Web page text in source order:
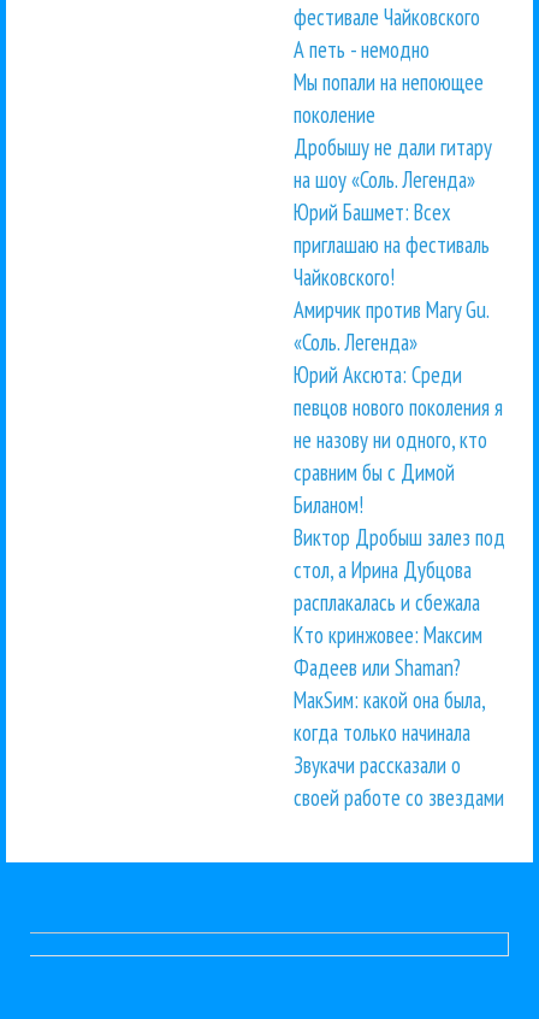
фестивале Чайковского
А петь - немодно
Мы попали на непоющее
поколение
Дробышу не дали гитару
на шоу «Соль. Легенда»
Юрий Башмет: Всех
приглашаю на фестиваль
Чайковского!
Амирчик против Mary Gu.
«Соль. Легенда»
Юрий Аксюта: Среди
певцов нового поколения я
не назову ни одного, кто
сравним бы с Димой
Биланом!
Виктор Дробыш залез под
стол, а Ирина Дубцова
расплакалась и сбежала
Кто кринжовее: Максим
Фадеев или Shaman?
МакSим: какой она была,
когда только начинала
Звукачи рассказали о
своей работе со звездами